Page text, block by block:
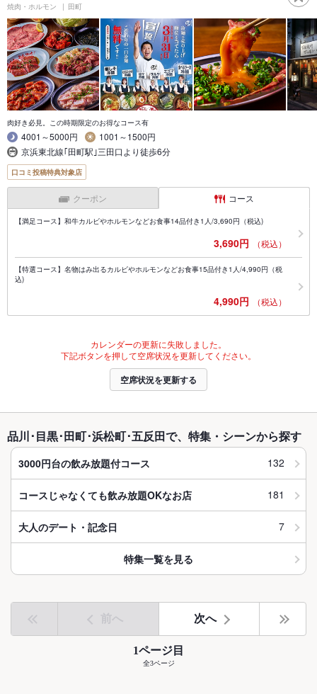
焼肉・ホルモン 田町
肉好き必見。この時期限定のお得なコース有
4001～5000円
1001～1500円
京浜東北線｢田町駅｣三田口より徒歩6分
口コミ投稿特典対象店
クーポン コース
【満足コース】和牛カルビやホルモンなどお食事14品付き1人/3,690円（税込)
3,690円 （税込）
【特選コース】名物はみ出るカルビやホルモンなどお食事15品付き1人/4,990円（税
込)
4,990円 （税込）
カレンダーの更新に失敗しました。
下記ボタンを押して空席状況を更新してください。
空席状況を更新する
品川･目黒･田町･浜松町･五反田で、特集・シーンから探す
3000円台の飲み放題付コース 132
コースじゃなくても飲み放題OKなお店 181
大人のデート・記念日 7
特集一覧を見る
前へ 次へ
1ページ目
全3ページ